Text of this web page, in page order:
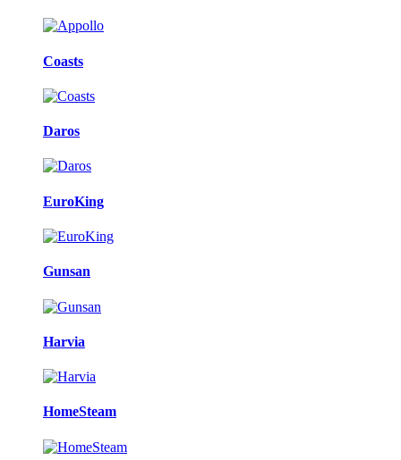
Coasts
Daros
EuroKing
Gunsan
Harvia
HomeSteam